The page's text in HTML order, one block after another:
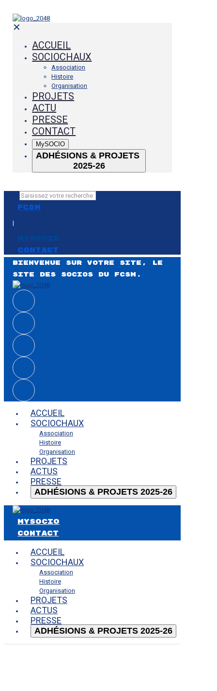
✕
ACCUEIL
SOCIOCHAUX
Association
Histoire
Organisation
PROJETS
ACTU
PRESSE
CONTACT
MySOCIO
ADHÉSIONS & PROJETS
2025-26
FCSM
|
MySocio
CONTACT
Bienvenue sur votre site, le
site des Socios du FCSM.
ACCUEIL
SOCIOCHAUX
Association
Histoire
Organisation
PROJETS
ACTUS
PRESSE
ADHÉSIONS & PROJETS 2025-26
MySocio
CONTACT
ACCUEIL
SOCIOCHAUX
Association
Histoire
Organisation
PROJETS
ACTUS
PRESSE
ADHÉSIONS & PROJETS 2025-26